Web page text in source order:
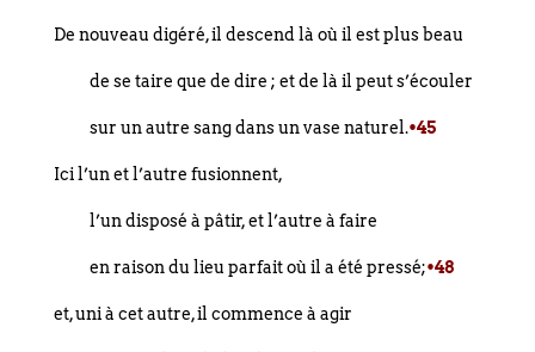
De nouveau digéré, il descend là où il est plus beau
de se taire que de dire ; et de là il peut s’écouler
sur un autre sang dans un vase naturel.•45
Ici l’un et l’autre fusionnent,
l’un disposé à pâtir, et l’autre à faire
en raison du lieu parfait où il a été pressé;•48
et, uni à cet autre, il commence à agir